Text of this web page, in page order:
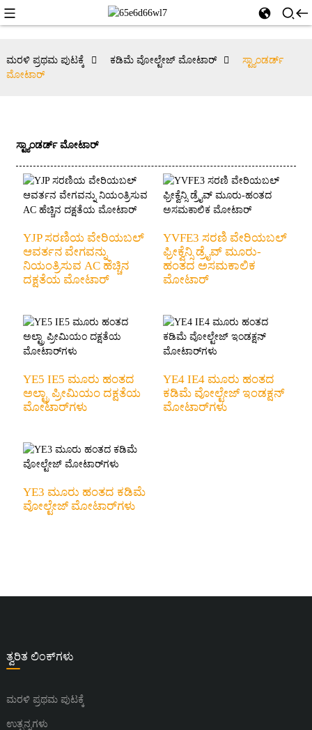
ಮರಳಿ ಪ್ರಥಮ ಪುಟಕ್ಕೆ ಕಡಿಮೆ ವೋಲ್ಟೇಜ್ ಮೋಟಾರ್
ಸ್ಟ್ಯಾಂಡರ್ಡ್
ಮೋಟಾರ್
ಸ್ಟ್ಯಾಂಡರ್ಡ್ ಮೋಟಾರ್
YJP ಸರಣಿಯ ವೇರಿಯಬಲ್
ಆವರ್ತನ ವೇಗವನ್ನು
ನಿಯಂತ್ರಿಸುವ AC ಹೆಚ್ಚಿನ
ದಕ್ಷತೆಯ ಮೋಟಾರ್
YVFE3 ಸರಣಿ ವೇರಿಯಬಲ್
ಫ್ರೀಕ್ವೆನ್ಸಿ ಡ್ರೈವ್ ಮೂರು-
ಹಂತದ ಅಸಮಕಾಲಿಕ
ಮೋಟಾರ್
YE5 IE5 ಮೂರು ಹಂತದ
ಅಲ್ಟ್ರಾ ಪ್ರೀಮಿಯಂ ದಕ್ಷತೆಯ
ಮೋಟಾರ್‌ಗಳು
YE4 IE4 ಮೂರು ಹಂತದ
ಕಡಿಮೆ ವೋಲ್ಟೇಜ್ ಇಂಡಕ್ಷನ್
ಮೋಟಾರ್‌ಗಳು
YE3 ಮೂರು ಹಂತದ ಕಡಿಮೆ
ವೋಲ್ಟೇಜ್ ಮೋಟಾರ್‌ಗಳು
ತ್ವರಿತ ಲಿಂಕ್‌ಗಳು
ಮರಳಿ ಪ್ರಥಮ ಪುಟಕ್ಕೆ
ಉತ್ಪನ್ನಗಳು